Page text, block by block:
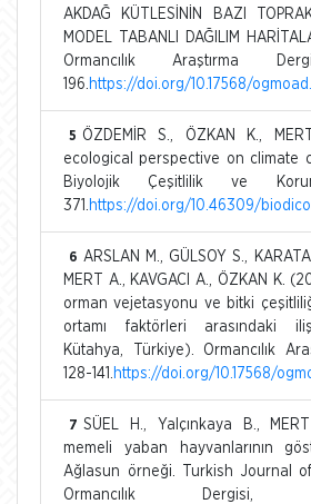
AKDAĞ KÜTLESİNİN BAZI
MODEL TABANLI DAĞILIM
Ormancılık Araştırma
196. https://doi.org/10.17568/
5 ÖZDEMİR S., ÖZKAN K.,
ecological perspective on climate
Biyolojik Çeşitlilik ve
371. https://doi.org/10.46309/
6 ARSLAN M., GÜLSOY S.,
MERT A., KAVGACI A., ÖZKAN K.
orman vejetasyonu ve bitki
ortamı faktörleri arasındaki
Kütahya, Türkiye). Ormancılık
128-141. https://doi.org/10.17568/
7 SÜEL H., Yalçınkaya B.,
memeli yaban hayvanlarının
Ağlasun örneği. Turkish Journal
Ormancılık